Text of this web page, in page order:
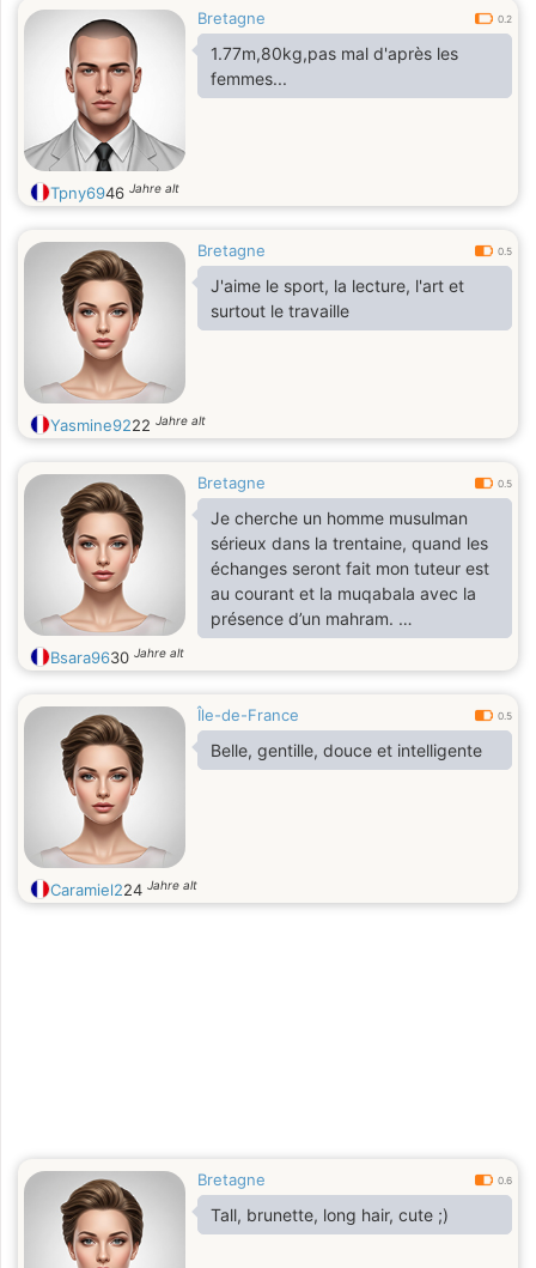
Bretagne 0.2
1.77m,80kg,pas mal d'après les
femmes...
Tpny6946 Jahre alt
Bretagne 0.5
J'aime le sport, la lecture, l'art et
surtout le travaille
Yasmine9222 Jahre alt
Bretagne 0.5
Je cherche un homme musulman
sérieux dans la trentaine, quand les
échanges seront fait mon tuteur est
au courant et la muqabala avec la
présence d’un mahram.
Je suis étudiante et salariée.
Bsara9630 Jahre alt
Île-de-France 0.5
Belle, gentille, douce et intelligente
Caramiel224 Jahre alt
Bretagne 0.6
Tall, brunette, long hair, cute ;)